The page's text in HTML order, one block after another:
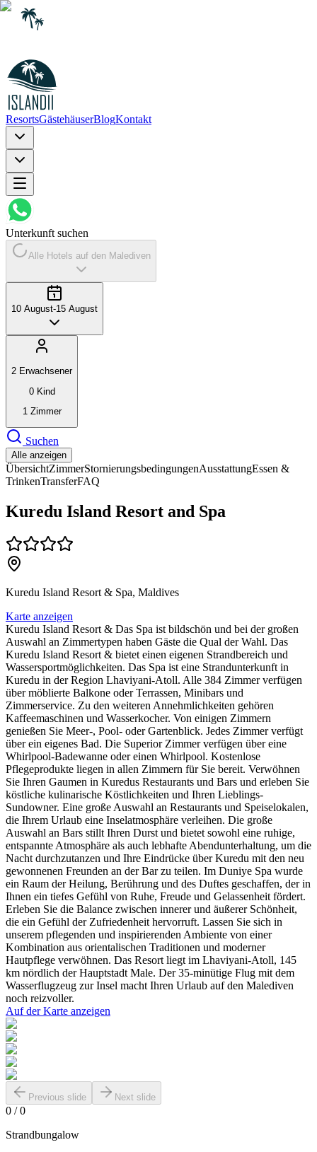
ResortsGästehäuserBlogKontakt
Unterkunft suchen
Alle Hotels auf den Malediven
10 August-15 August
2 Erwachsener
0 Kind
1 Zimmer
Suchen
Alle anzeigen
ÜbersichtZimmerStornierungsbedingungenAusstattungEssen &
TrinkenTransferFAQ
Kuredu Island Resort and Spa
Kuredu Island Resort & Spa, Maldives
Karte anzeigen
Kuredu Island Resort & Das Spa ist bildschön und bei der großen
Auswahl an Zimmertypen haben Gäste die Qual der Wahl. Das
Kuredu Island Resort & bietet einen eigenen Strandbereich und
Wassersportmöglichkeiten. Das Spa ist eine Strandunterkunft in
Kuredu in der Region Lhaviyani-Atoll. Alle 384 Zimmer verfügen
über möblierte Balkone oder Terrassen, Minibars und
Zimmerservice. Zu den weiteren Annehmlichkeiten gehören
Kaffeemaschinen und Wasserkocher. Von einigen Zimmern
genießen Sie Meer-, Pool- oder Gartenblick. Jedes Zimmer verfügt
über ein eigenes Bad. Die Superior Zimmer verfügen über eine
Whirlpool-Badewanne oder einen Whirlpool. Kostenlose
Pflegeprodukte liegen in allen Zimmern für Sie bereit. Verwöhnen
Sie Ihren Gaumen in Kuredus Restaurants und Bars und erleben Sie
köstliche kulinarische Köstlichkeiten und Ihren Lieblings-
Sundowner. Eine große Auswahl an Restaurants und Speiselokalen,
die Ihrem Urlaub eine Inselatmosphäre verleihen. Die große
Auswahl an Bars stillt Ihren Durst und bietet sowohl eine ruhige,
entspannte Atmosphäre als auch lebhafte Abendunterhaltung, um die
Nacht durchzutanzen und Ihre Eindrücke über Kuredu mit den neu
gewonnenen Freunden an der Bar zu teilen. Im Duniye Spa wurde
ein Raum der Heilung, Berührung und des Duftes geschaffen, der in
Ihnen ein tiefes Gefühl von Ruhe, Freude und Gelassenheit fördert.
Erleben Sie die Balance zwischen innerer und äußerer Schönheit,
die ein Gefühl der Zufriedenheit hervorruft. Lassen Sie sich in
unserem pflegenden und inspirierenden Ambiente von einer
Kombination aus orientalischen Traditionen und moderner
Hautpflege verwöhnen. Das Resort liegt im Lhaviyani-Atoll, 145
km nördlich der Hauptstadt Male. Der 35-minütige Flug mit dem
Wasserflugzeug zur Insel macht Ihren Urlaub auf den Malediven
noch reizvoller.
Auf der Karte anzeigen
Previous slide Next slide
0 /0
Strandbungalow